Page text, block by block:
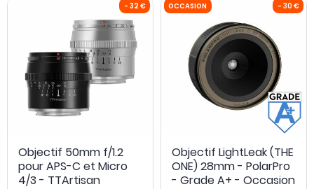
Objectif 50mm f/1.2
pour APS-C et Micro
4/3 - TTArtisan
Objectif LightLeak (THE
ONE) 28mm - PolarPro
- Grade A+ - Occasion